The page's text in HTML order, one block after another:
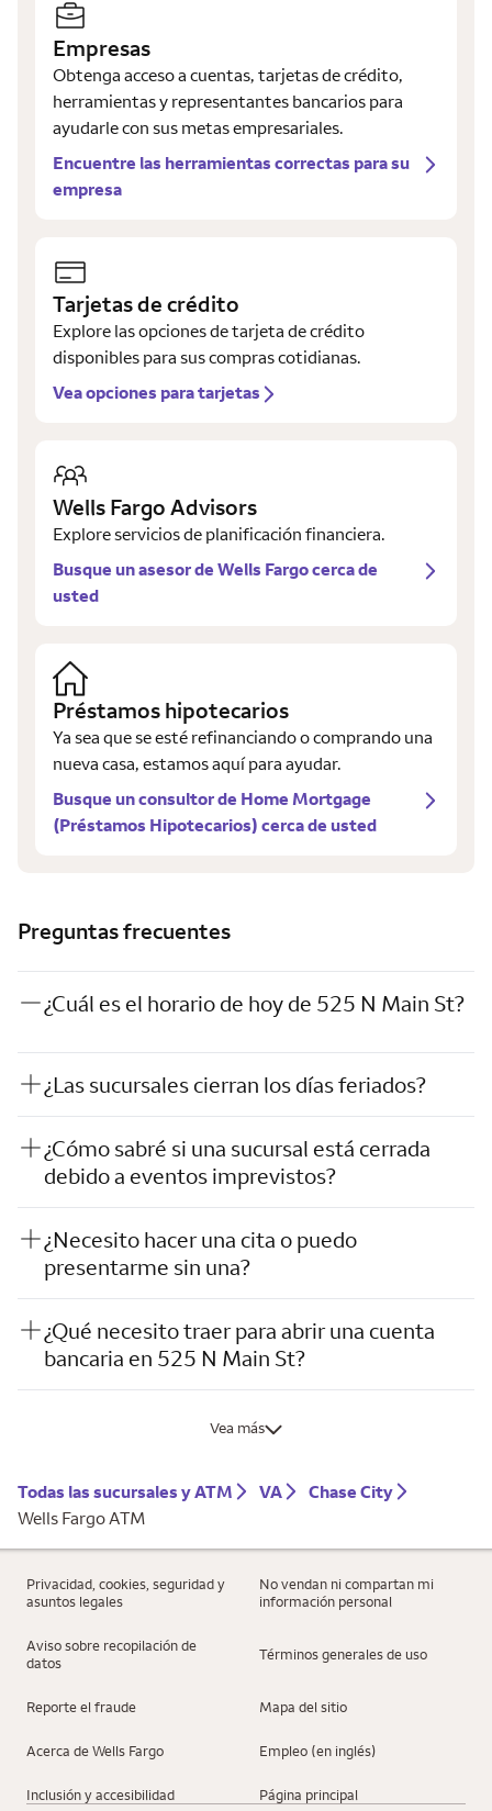
Empresas
Obtenga acceso a cuentas, tarjetas de crédito,
herramientas y representantes bancarios para
ayudarle con sus metas empresariales.
Encuentre las herramientas correctas para su
empresa
Tarjetas de crédito
Explore las opciones de tarjeta de crédito
disponibles para sus compras cotidianas.
Vea opciones para tarjetas
Wells Fargo Advisors
Explore servicios de planificación financiera.
Busque un asesor de Wells Fargo cerca de
usted
Préstamos hipotecarios
Ya sea que se esté refinanciando o comprando una
nueva casa, estamos aquí para ayudar.
Busque un consultor de Home Mortgage
(Préstamos Hipotecarios) cerca de usted
Preguntas frecuentes
¿Cuál es el horario de hoy de 525 N Main St?
¿Las sucursales cierran los días feriados?
¿Cómo sabré si una sucursal está cerrada
debido a eventos imprevistos?
¿Necesito hacer una cita o puedo
presentarme sin una?
¿Qué necesito traer para abrir una cuenta
bancaria en 525 N Main St?
Vea más
Todas las sucursales y ATM VA
Chase City
Wells Fargo ATM
Privacidad, cookies, seguridad y
asuntos legales
No vendan ni compartan mi
información personal
Aviso sobre recopilación de
datos
Términos generales de uso
Reporte el fraude Mapa del sitio
Acerca de Wells Fargo Empleo (en inglés)
Inclusión y accesibilidad Página principal